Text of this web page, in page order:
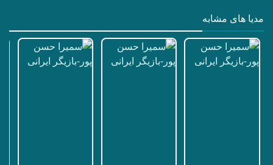
مدیا های مشابه